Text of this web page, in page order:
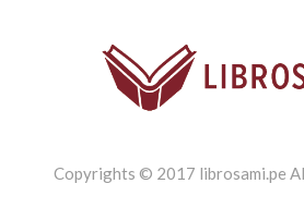
Copyrights © 2017 librosami.pe